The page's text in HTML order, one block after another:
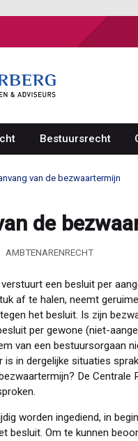
Bestuursrecht
van de bezwaartermijn
de
AMBTENARENRECHT
een besluit per
af te halen, neemt
het besluit. Is zijn
per gewone (niet-
van een bestuursorgaan
is in dergelijke situaties
De
worden ingediend, in
besluit. Om te kunnen